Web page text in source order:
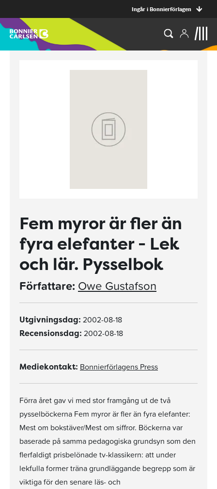
Ingår i Bonnierförlagen
Fem myror är fler än
fyra elefanter - Lek
och lär. Pysselbok
Författare: Owe Gustafson
Utgivningsdag: 2002-08-18
Recensionsdag: 2002-08-18
Mediekontakt: Bonnierförlagens Press
Förra året gav vi med stor framgång ut de två
pysselböckerna Fem myror är fler än fyra elefanter:
Mest om bokstäver/Mest om siffror. Böckerna var
baserade på samma pedagogiska grundsyn som den
flerfaldigt prisbelönade tv-klassikern: att under
lekfulla former träna grundläggande begrepp som är
viktiga för den senare läs- och